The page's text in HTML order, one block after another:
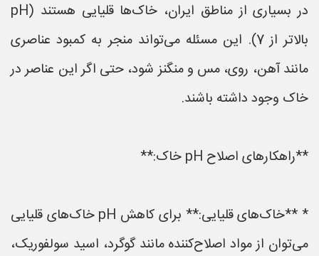
در بسیاری از مناطق ایران، خاک‌ها قلیایی هستند (pH
بالاتر از 7). این مسئله می‌تواند منجر به کمبود عناصری
مانند آهن، روی، مس و منگنز شود، حتی اگر این عناصر در
خاک وجود داشته باشند.
**راهکارهای اصلاح pH خاک:**
* **خاک‌های قلیایی:** برای کاهش pH خاک‌های قلیایی
می‌توان از مواد اصلاح‌کننده مانند گوگرد، اسید سولفوریک،